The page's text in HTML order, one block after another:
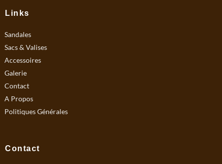
b
o
k
a
Links
Sandales
Sacs & Valises
Accessoires
Galerie
Contact
A Propos
Politiques Générales
Contact